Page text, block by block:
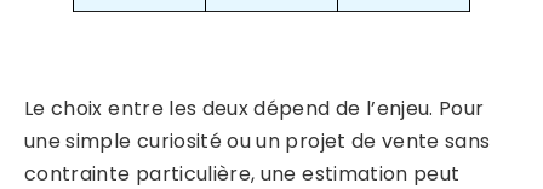
Le choix entre les deux dépend de l’enjeu. Pour
une simple curiosité ou un projet de vente sans
contrainte particulière, une estimation peut